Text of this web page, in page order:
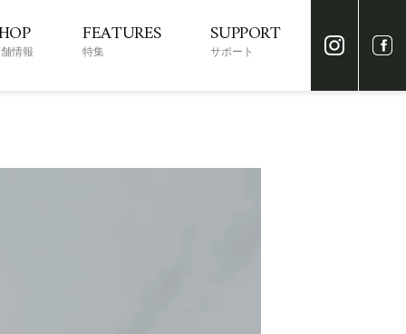
情報
FEATURES
特集
SUPPORT
サポート